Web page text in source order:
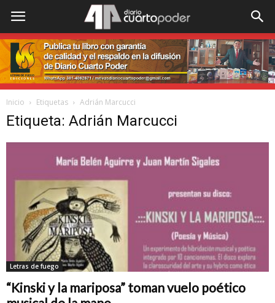
Inicio Etiquetas Adrián Marcucci
Etiqueta: Adrián Marcucci
Letras de fuego
“Kinski y la mariposa” toman vuelo poético